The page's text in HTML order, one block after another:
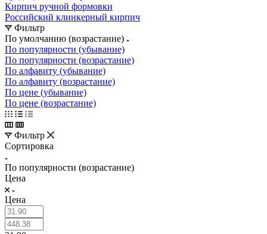
Кирпич ручной формовки
Российский клинкерный кирпич
Фильтр
По умолчанию (возрастание)
По популярности (убывание)
По популярности (возрастание)
По алфавиту (убывание)
По алфавиту (возрастание)
По цене (убывание)
По цене (возрастание)
Фильтр
Сортировка
По популярности (возрастание)
Цена
Цена